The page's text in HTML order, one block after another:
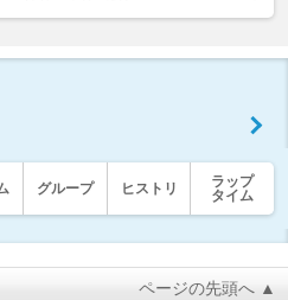
グループ ヒストリ
ラップ
タイム
ページの先頭へ ▲